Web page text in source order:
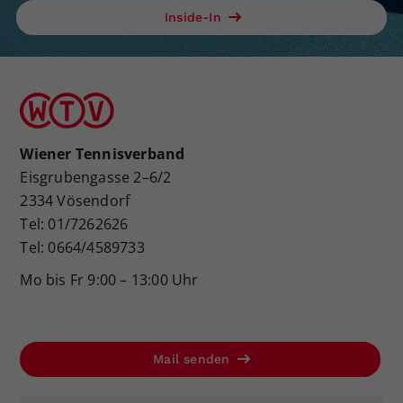
Inside-In
Wiener Tennisverband
Eisgrubengasse 2–6/2
2334 Vösendorf
Tel: 01/7262626
Tel: 0664/4589733
Mo bis Fr 9:00 – 13:00 Uhr
Mail senden
Dieser Wert speichert Ihre Consent-
zufällig generierte ID, für die